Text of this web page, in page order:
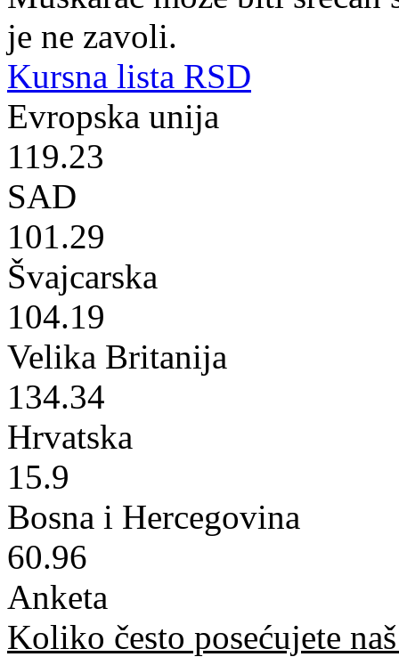
je ne zavoli.
Kursna lista RSD
Evropska unija
119.23
SAD
101.29
Švajcarska
104.19
Velika Britanija
134.34
Hrvatska
15.9
Bosna i Hercegovina
60.96
Anketa
Koliko često posećujete